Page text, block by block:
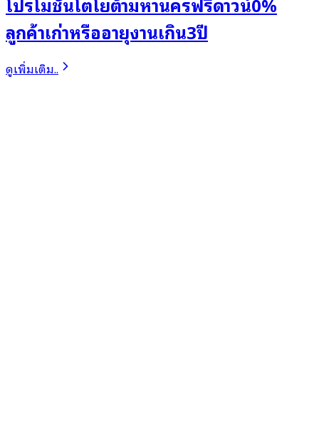
ลูกค้าเก่าหรืออายุงานเกิน3ปี
ดูเพิ่มเติม..